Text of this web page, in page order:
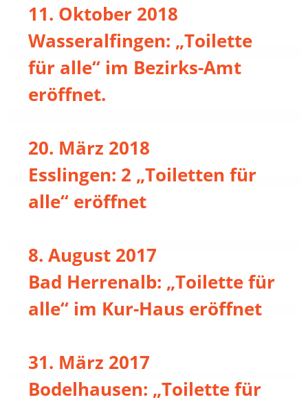
11. Oktober 2018
Wasseralfingen: „Toilette
für alle“ im Bezirks-Amt
eröffnet.
20. März 2018
Esslingen: 2 „Toiletten für
alle“ eröffnet
8. August 2017
Bad Herrenalb: „Toilette für
alle“ im Kur-Haus eröffnet
31. März 2017
Bodelhausen: „Toilette für